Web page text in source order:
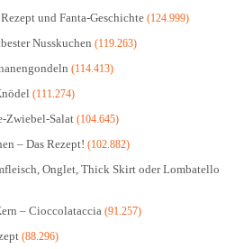
und Fanta-Geschichte (124.999)
Nusskuchen (119.263)
(114.413)
(111.274)
Zwiebel-Salat (104.645)
– Das Rezept! (102.882)
Onglet, Thick Skirt oder Lombatello
– Cioccolataccia (91.257)
(88.296)